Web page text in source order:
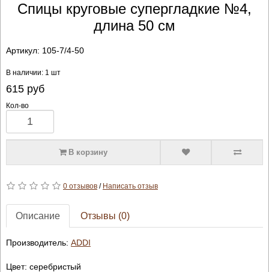
Спицы круговые супергладкие №4,
длина 50 см
Артикул: 105-7/4-50
В наличии: 1 шт
615руб
Кол-во
В корзину
0 отзывов/ Написать отзыв
Описание Отзывы (0)
Производитель: ADDI
Цвет: серебристый